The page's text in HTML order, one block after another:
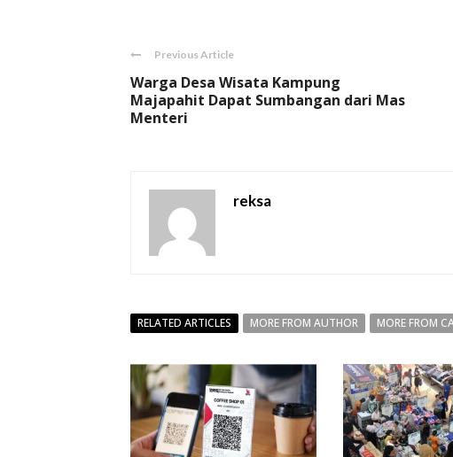
Previous Article
Warga Desa Wisata Kampung
Majapahit Dapat Sumbangan dari Mas
Menteri
reksa
RELATED ARTICLES MORE FROM AUTHOR MORE FROM